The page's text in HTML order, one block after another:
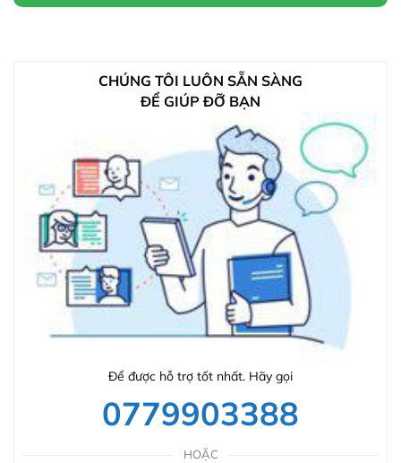
CHÚNG TÔI LUÔN SẴN SÀNG
ĐỂ GIÚP ĐỠ BẠN
Để được hỗ trợ tốt nhất. Hãy gọi
0779903388
HOẶC